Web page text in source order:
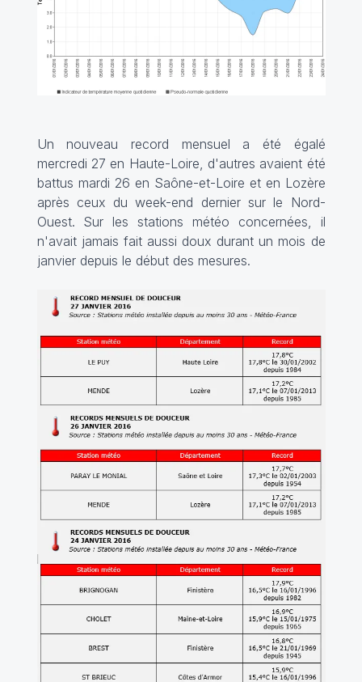
Un nouveau record mensuel a été égalé
mercredi 27 en Haute-Loire, d'autres avaient été
battus mardi 26 en Saône-et-Loire et en Lozère
après ceux du week-end dernier sur le Nord-
Ouest. Sur les stations météo concernées, il
n'avait jamais fait aussi doux durant un mois de
janvier depuis le début des mesures.